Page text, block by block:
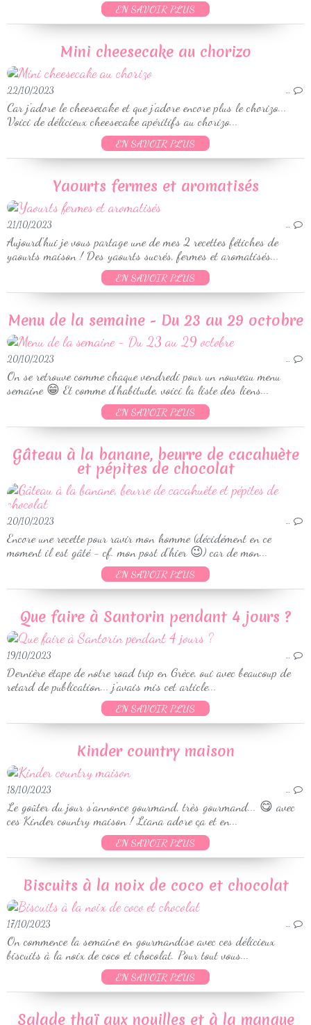
EN SAVOIR PLUS
Mini cheesecake au chorizo
22/10/2023 …
Car j'adore le cheesecake et que j'adore encore plus le chorizo...
Voici de délicieux cheesecake apéritifs au chorizo...
EN SAVOIR PLUS
Yaourts fermes et aromatisés
21/10/2023 …
Aujourd'hui je vous partage une de mes 2 recettes fétiches de
yaourts maison ! Des yaourts sucrés, fermes et aromatisés...
EN SAVOIR PLUS
Menu de la semaine - Du 23 au 29 octobre
20/10/2023 …
On se retrouve comme chaque vendredi pour un nouveau menu
semaine 😁 Et comme d’habitude, voici la liste des liens...
EN SAVOIR PLUS
Gâteau à la banane, beurre de cacahuète
et pépites de chocolat
20/10/2023 …
Encore une recette pour ravir mon homme (décidément en ce
moment il est gâté - cf. mon post d'hier 😉) car de mon...
EN SAVOIR PLUS
Que faire à Santorin pendant 4 jours ?
19/10/2023 …
Dernière étape de notre road trip en Grèce, oui avec beaucoup de
retard de publication... j'avais mis cet article...
EN SAVOIR PLUS
Kinder country maison
18/10/2023 …
Le goûter du jour s'annonce gourmand, très gourmand... 😋 avec
ces Kinder country maison ! Liana adore ça et en...
EN SAVOIR PLUS
Biscuits à la noix de coco et chocolat
17/10/2023 …
On commence la semaine en gourmandise avec ces délicieux
biscuits à la noix de coco et chocolat. Pour tout vous...
EN SAVOIR PLUS
Salade thaï aux nouilles et à la mangue